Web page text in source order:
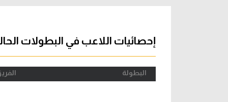
دوري إحصائيات اللاعب في البطولات
البطولة